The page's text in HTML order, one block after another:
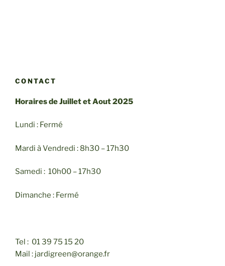
CONTACT
Horaires de Juillet et Aout 2025
Lundi : Fermé
Mardi à Vendredi : 8h30 – 17h30
Samedi : 10h00 – 17h30
Dimanche : Fermé
Tel : 01 39 75 15 20
Mail : jardigreen@orange.fr